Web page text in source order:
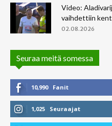
Video:
vaihdettiin
02.08.2026
Seuraa meitä somessa
10,990 Fanit
1,025 Seuraajat